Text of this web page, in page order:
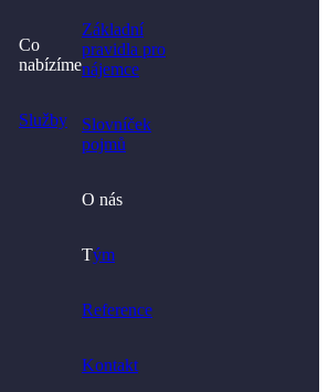
Co
nabízíme
Služby
Základní
pravidla pro
nájemce
Slovníček
pojmů
O nás
Tým
Reference
Kontakt